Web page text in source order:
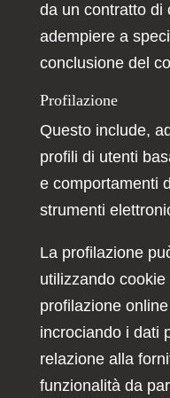
da un contratto di
adempiere a
conclusione del
Profilazione
Questo include,
profili di utenti
e comportamenti
strumenti
La profilazione
utilizzando
profilazione
incrociando i dati
relazione alla
funzionalità da